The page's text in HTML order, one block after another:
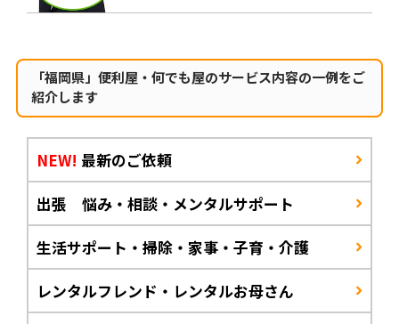
「福岡県」便利屋・何でも屋のサービス内容の一例をご
紹介します
NEW! 最新のご依頼
出張 悩み・相談・メンタルサポート
生活サポート・掃除・家事・子育・介護
レンタルフレンド・レンタルお母さん